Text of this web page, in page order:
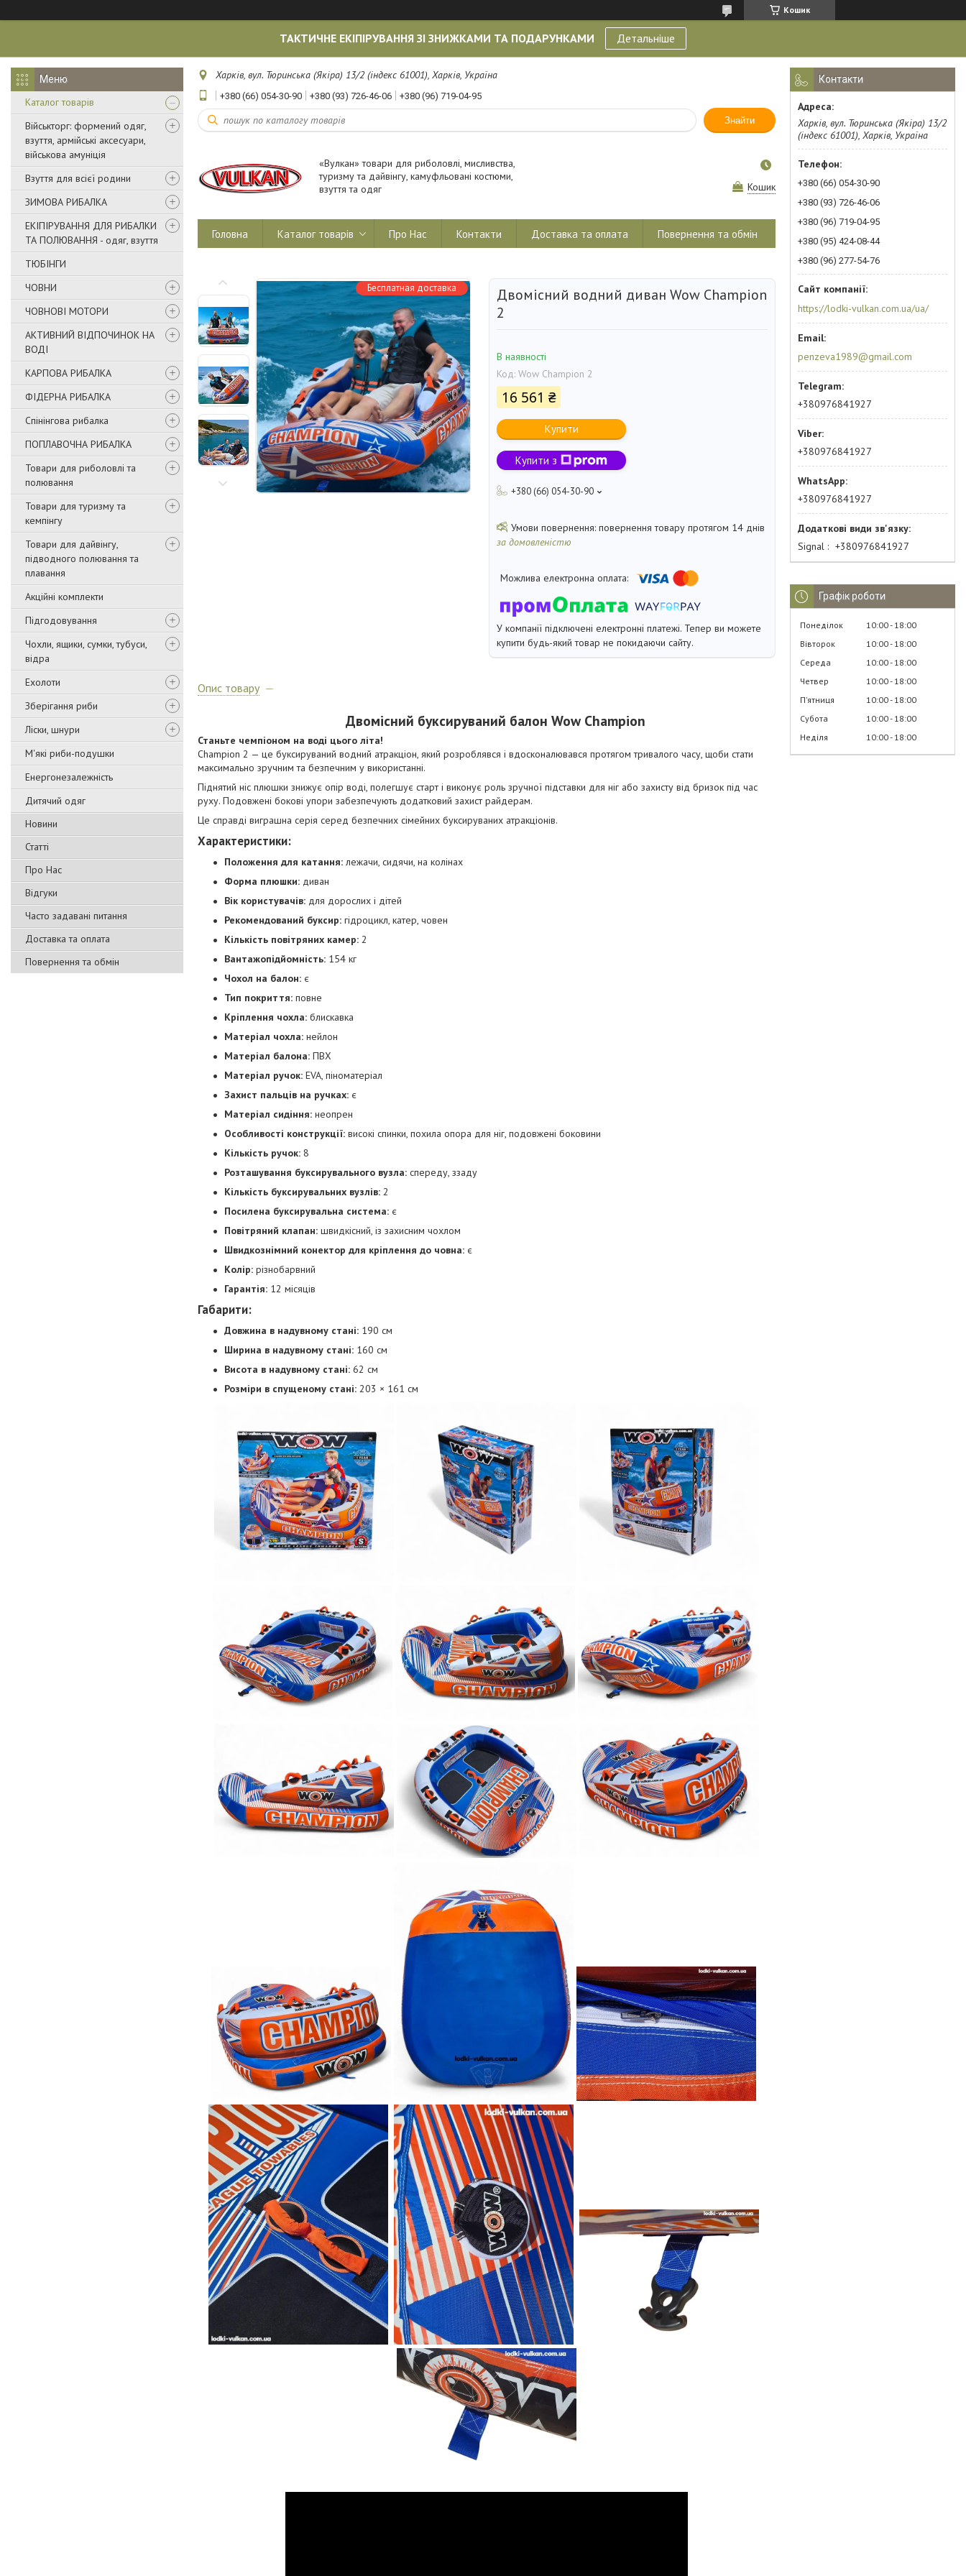
Кошик
ТАКТИЧНЕ ЕКІПІРУВАННЯ ЗІ ЗНИЖКАМИ ТА ПОДАРУНКАМИ Детальніше
Каталог товарів
Військторг: формений одяг,
взуття, армійські аксесуари,
військова амуніція
Взуття для всієї родини
ЗИМОВА РИБАЛКА
ЕКІПІРУВАННЯ ДЛЯ РИБАЛКИ
ТА ПОЛЮВАННЯ - одяг, взуття
ТЮБІНГИ
ЧОВНИ
ЧОВНОВІ МОТОРИ
АКТИВНИЙ ВІДПОЧИНОК НА
ВОДІ
КАРПОВА РИБАЛКА
ФІДЕРНА РИБАЛКА
Спінінгова рибалка
ПОПЛАВОЧНА РИБАЛКА
Товари для риболовлі та
полювання
Товари для туризму та
кемпінгу
Товари для дайвінгу,
підводного полювання та
плавання
Акційні комплекти
Підгодовування
Чохли, ящики, сумки, тубуси,
відра
Ехолоти
Зберігання риби
Ліски, шнури
М'які риби-подушки
Енергонезалежність
Дитячий одяг
Новини
Статті
Про Нас
Відгуки
Часто задавані питання
Доставка та оплата
Повернення та обмін
Харків, вул. Тюринська (Якіра) 13/2 (індекс 61001), Харків, Україна
+380 (66) 054-30-90 +380 (93) 726-46-06 +380 (96) 719-04-95
Знайти
«Вулкан» товари для риболовлі, мисливства,
туризму та дайвінгу, камуфльовані костюми,
взуття та одяг
Кошик
Головна Каталог товарів Про Нас Контакти Доставка та оплата Повернення та обмін
Бесплатная доставка
Двомісний водний диван Wow Champion
2
В наявності
Код: Wow Champion 2
16 561 ₴
Купити
Купити з
+380 (66) 054-30-90
повернення товару протягом 14 днів
за домовленістю
У компанії підключені електронні платежі. Тепер ви можете
купити будь-який товар не покидаючи сайту.
Опис товару
Двомісний буксируваний балон Wow Champion
Станьте чемпіоном на воді цього літа!
Champion 2 — це буксируваний водний атракціон, який розроблявся і вдосконалювався протягом тривалого часу, щоби стати
максимально зручним та безпечним у використанні.
Піднятий ніс плюшки знижує опір воді, полегшує старт і виконує роль зручної підставки для ніг або захисту від бризок під час
руху. Подовжені бокові упори забезпечують додатковий захист райдерам.
Це справді виграшна серія серед безпечних сімейних буксируваних атракціонів.
Характеристики:
Положення для катання: лежачи, сидячи, на колінах
Форма плюшки: диван
Вік користувачів: для дорослих і дітей
Рекомендований буксир: гідроцикл, катер, човен
Кількість повітряних камер: 2
Вантажопідйомність: 154 кг
Чохол на балон: є
Тип покриття: повне
Кріплення чохла: блискавка
Матеріал чохла: нейлон
Матеріал балона: ПВХ
Матеріал ручок: EVA, піноматеріал
Захист пальців на ручках: є
Матеріал сидіння: неопрен
Особливості конструкції: високі спинки, похила опора для ніг, подовжені боковини
Кількість ручок: 8
Розташування буксирувального вузла: спереду, ззаду
Кількість буксирувальних вузлів: 2
Посилена буксирувальна система: є
Повітряний клапан: швидкісний, із захисним чохлом
Швидкознімний конектор для кріплення до човна: є
Колір: різнобарвний
Гарантія: 12 місяців
Габарити:
Довжина в надувному стані: 190 см
Ширина в надувному стані: 160 см
Висота в надувному стані: 62 см
Розміри в спущеному стані: 203 × 161 см
Контакти
Харків, вул. Тюринська (Якіра) 13/2
(індекс 61001), Харків, Україна
+380 (66) 054-30-90
+380 (93) 726-46-06
+380 (96) 719-04-95
+380 (95) 424-08-44
+380 (96) 277-54-76
https://lodki-vulkan.com.ua/ua/
penzeva1989@gmail.com
+380976841927
+380976841927
+380976841927
Signal +380976841927
Графік роботи
Понеділок 10:00 18:00
Вівторок
10:00 18:00
Середа
10:00 18:00
Четвер
10:00 18:00
Пʼятниця
10:00 18:00
Субота
10:00 18:00
Неділя
10:00 18:00